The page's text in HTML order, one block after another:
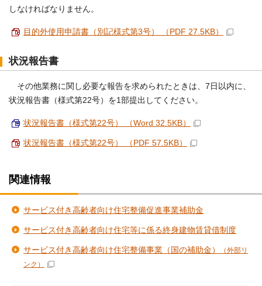
しなければなりません。
目的外使用申請書（別記様式第3号） （PDF 27.5KB）
状況報告書
その他業務に関し必要な報告を求められたときは、7日以内に、
状況報告書（様式第22号）を1部提出してください。
状況報告書（様式第22号） （Word 32.5KB）
状況報告書（様式第22号） （PDF 57.5KB）
関連情報
サービス付き高齢者向け住宅整備促進事業補助金
サービス付き高齢者向け住宅等に係る終身建物賃貸借制度
サービス付き高齢者向け住宅整備事業（国の補助金）
（外部リ
ンク）